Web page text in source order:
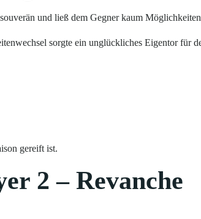
und ließ dem Gegner kaum
sorgte ein unglückliches Eigentor für
gereift ist.
2 – Revanche